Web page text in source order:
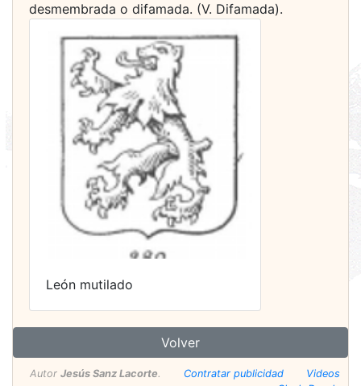
desmembrada o difamada. (V. Difamada).
León mutilado
Volver
Autor Jesús Sanz Lacorte. Contratar publicidad
Videos